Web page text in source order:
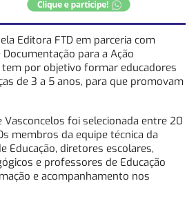
Editora FTD em parceria com
para a Ação
tem por objetivo formar educadores
de 3 a 5 anos, para que promovam
Vasconcelos foi selecionada entre 20
membros da equipe técnica da
Educação, diretores escolares,
e professores de Educação
e acompanhamento nos